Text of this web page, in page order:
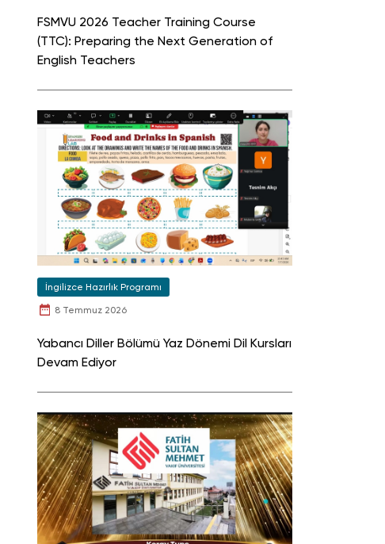
FSMVU 2026 Teacher Training Course
(TTC): Preparing the Next Generation of
English Teachers
İngilizce Hazırlık Programı
8 Temmuz 2026
Yabancı Diller Bölümü Yaz Dönemi Dil Kursları
Devam Ediyor